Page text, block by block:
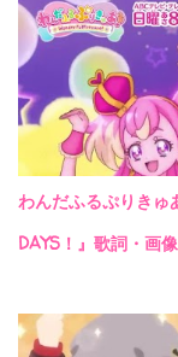
わんだふるぷりき
DAYS！』歌詞・画像